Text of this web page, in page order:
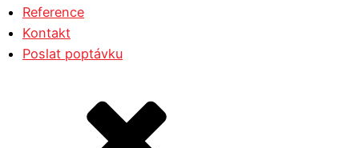
Reference
Kontakt
Poslat poptávku